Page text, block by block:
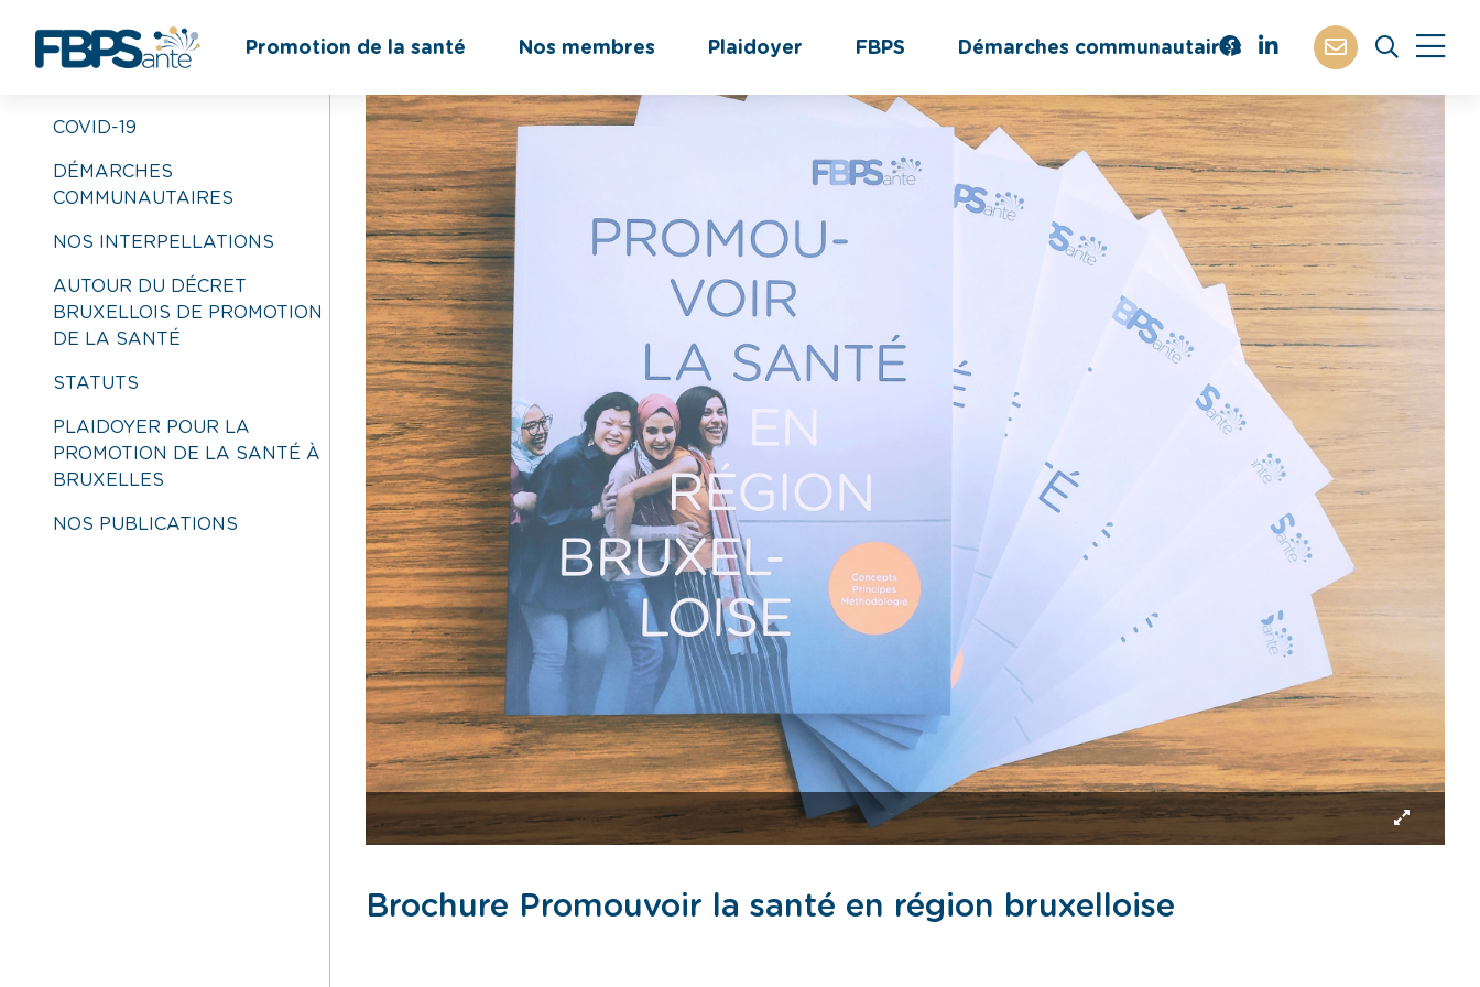
Promotion de la santé Nos membres Plaidoyer FBPS Démarches communautaires
BIBLIOTHÈQUE
COVID-19
DÉMARCHES
COMMUNAUTAIRES
NOS INTERPELLATIONS
AUTOUR DU DÉCRET
BRUXELLOIS DE PROMOTION
DE LA SANTÉ
STATUTS
PLAIDOYER POUR LA
PROMOTION DE LA SANTÉ À
BRUXELLES
NOS PUBLICATIONS
Brochure Promouvoir la santé en région bruxelloise